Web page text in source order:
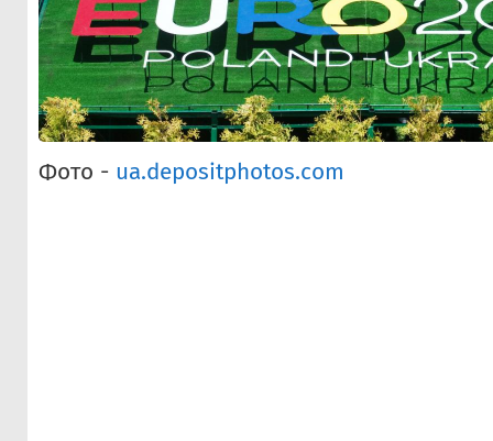
Фото - ua.depositphotos.com